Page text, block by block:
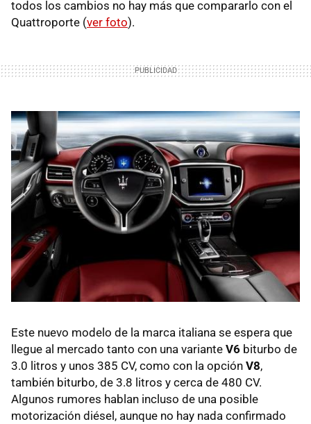
todos los cambios no hay más que compararlo con el
Quattroporte (ver foto).
Este nuevo modelo de la marca italiana se espera que
llegue al mercado tanto con una variante V6 biturbo de
3.0 litros y unos 385 CV, como con la opción V8,
también biturbo, de 3.8 litros y cerca de 480 CV.
Algunos rumores hablan incluso de una posible
motorización diésel, aunque no hay nada confirmado